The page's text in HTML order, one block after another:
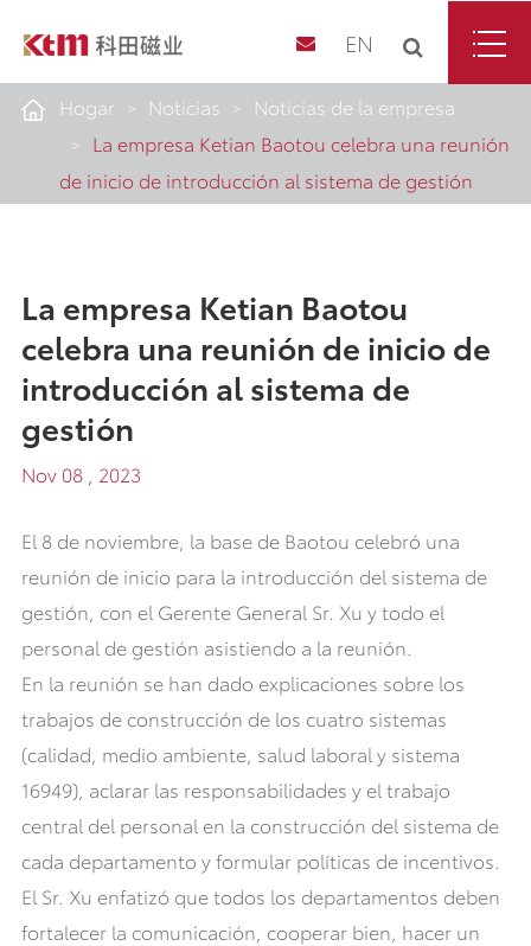
EN
Hogar Noticias
Noticias de la empresa
La empresa Ketian Baotou celebra una reunión
de inicio de introducción al sistema de gestión
La empresa Ketian Baotou
celebra una reunión de inicio de
introducción al sistema de
gestión
Nov 08 , 2023
El 8 de noviembre, la base de Baotou celebró una
reunión de inicio para la introducción del sistema de
gestión, con el Gerente General Sr. Xu y todo el
personal de gestión asistiendo a la reunión.
En la reunión se han dado explicaciones sobre los
trabajos de construcción de los cuatro sistemas
(calidad, medio ambiente, salud laboral y sistema
16949), aclarar las responsabilidades y el trabajo
central del personal en la construcción del sistema de
cada departamento y formular políticas de incentivos.
El Sr. Xu enfatizó que todos los departamentos deben
fortalecer la comunicación, cooperar bien, hacer un